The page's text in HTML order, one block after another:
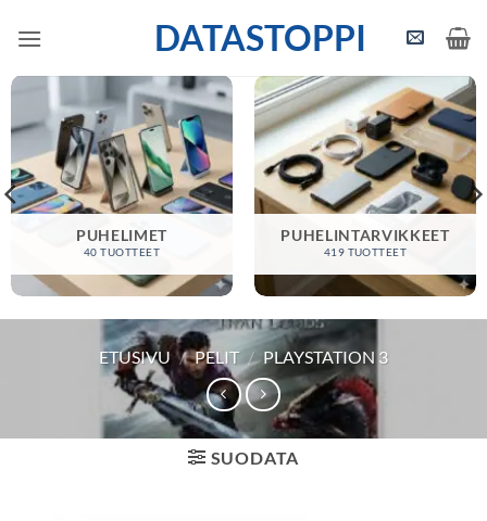
DATASTOPPI
PUHELIMET
40 TUOTTEET
PUHELINTARVIKKEET
419 TUOTTEET
ETUSIVU / PELIT / PLAYSTATION 3
SUODATA